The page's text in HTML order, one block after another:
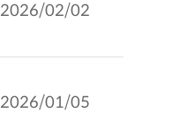
2026/02/02
2026/01/05